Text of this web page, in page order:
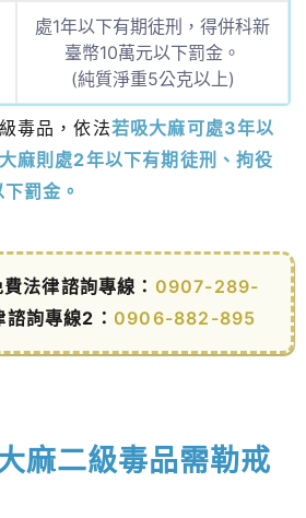
處1年以下有期徒刑，得併科新
臺幣10萬元以下罰金。
(純質淨重5公克以上)
毒品，依法若吸大麻可處3年以
麻則處2年以下有期徒刑、拘役
罰金。
法律諮詢專線： 0907-289-
詢專線2： 0906-882-895
麻二級毒品需勒戒